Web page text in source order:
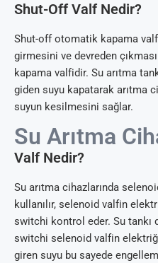
Shut-Off Valf Nedir?
Shut-off otomatik kapama
girmesini ve devreden
kapama valfidir. Su arıtma
giden suyu kapatarak arıtma
suyun kesilmesini sağlar.
Su Arıtma
Valf Nedir?
Su arıtma cihazlarında
kullanılır, selenoid valfin
switchi kontrol eder. Su tankı
switchi selenoid valfin
giren suyu bu sayede